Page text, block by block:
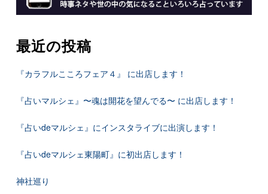
最近の投稿
『カラフルこころフェア４』 に出店します！
『占いマルシェ』〜魂は開花を望んでる〜 に出店します！
『占いdeマルシェ』にインスタライブに出演します！
『占いdeマルシェ東陽町』に初出店します！
神社巡り